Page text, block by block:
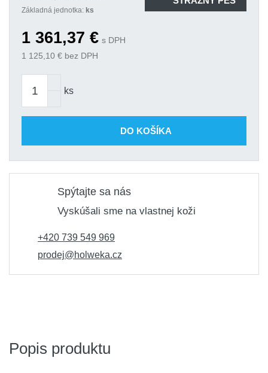
Základná jednotka: ks
1 361,37 € s DPH
1 125,10 € bez DPH
ks
DO KOŠÍKA
Spýtajte sa nás
Vyskúšali sme na vlastnej koži
+420 739 549 969
prodej@holweka.cz
Popis produktu